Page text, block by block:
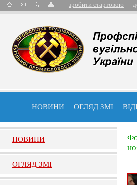
зробити стартовою
НОВИНИ ОГЛЯД ЗМІ
НОВИНИ
ОГЛЯД ЗМI